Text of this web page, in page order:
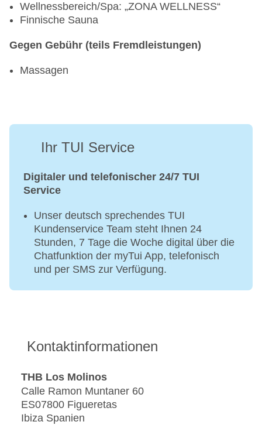
Wellnessbereich/Spa: „ZONA WELLNESS“
Finnische Sauna
Gegen Gebühr (teils Fremdleistungen)
Massagen
Ihr TUI Service
Digitaler und telefonischer 24/7 TUI
Service
Unser deutsch sprechendes TUI
Kundenservice Team steht Ihnen 24
Stunden, 7 Tage die Woche digital über die
Chatfunktion der myTui App, telefonisch
und per SMS zur Verfügung.
Kontaktinformationen
THB Los Molinos
Calle Ramon Muntaner 60
ES07800 Figueretas
Ibiza Spanien